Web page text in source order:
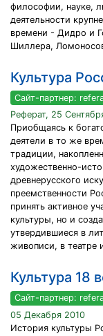
философии, науке,
деятельности
времени - Дидро и
Шиллера,
Культура
Сайт-партнер:
Реферат, 25
Приобщаясь к
деятели в то же
традиции,
художественно-
древнерусского
преемственности
принять активное
культуры, но и
утвердившиеся в
живописи, в театре
Культура 18
Сайт-партнер:
05 Декабря 2010
История культуры